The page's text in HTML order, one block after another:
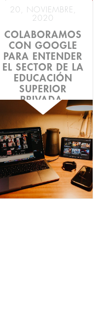
20, NOVIEMBRE,
2020
COLABORAMOS
CON GOOGLE
PARA ENTENDER
EL SECTOR DE LA
EDUCACIÓN
SUPERIOR
PRIVADA.
Nosotros, que somos de
natural discretos, pocas
veces podemos hablar de los
proyectos que tenemos entre
manos por temas ...